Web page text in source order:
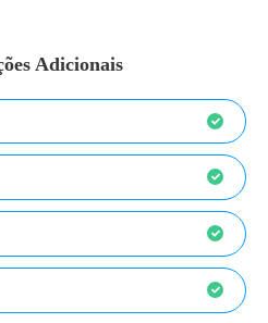
Adicionais